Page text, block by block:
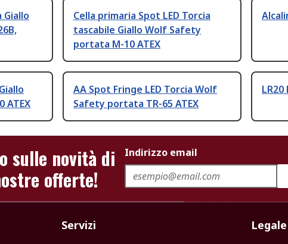
Giallo
Cella primaria Spot LED Torcia
tascabile Giallo Wolf Safety
portata M-10 ATEX
ATEX
AA Spot Fringe LED Torcia Wolf
Safety portata TR-65 ATEX
LR20
sulle novità di
offerte!
Indirizzo email
Servizi Legale